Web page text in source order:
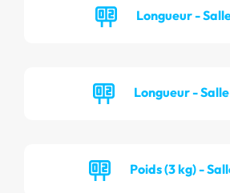
Longueur -
Longueur -
Poids (3 kg) -